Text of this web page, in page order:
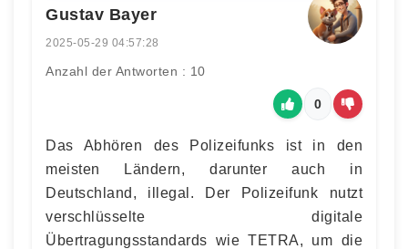
Gustav Bayer
2025-05-29 04:57:28
Anzahl der Antworten : 10
0
Das Abhören des Polizeifunks ist in den
meisten Ländern, darunter auch in
Deutschland, illegal. Der Polizeifunk nutzt
verschlüsselte digitale
Übertragungsstandards wie TETRA, um die